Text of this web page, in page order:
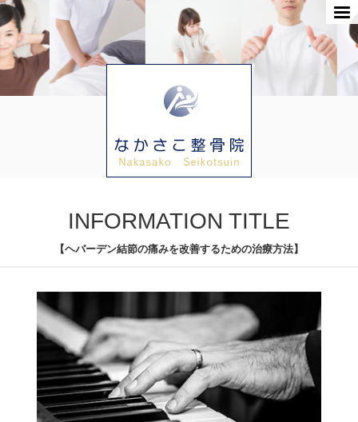
INFORMATION TITLE
【ヘバーデン結節の痛みを改善するための治療方法】